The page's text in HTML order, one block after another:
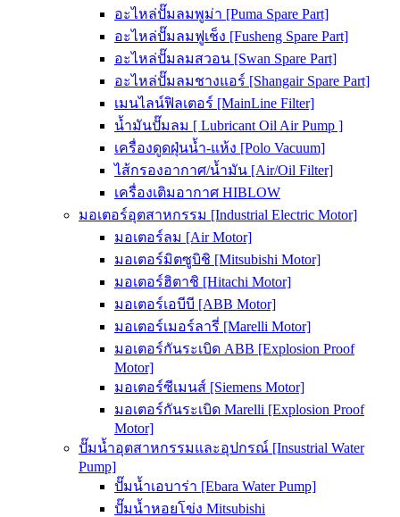
อะไหล่ปั๊มลมพูม่า [Puma Spare Part]
อะไหล่ปั๊มลมฟูเช็ง [Fusheng Spare Part]
อะไหล่ปั๊มลมสวอน [Swan Spare Part]
อะไหล่ปั๊มลมชางแอร์ [Shangair Spare Part]
เมนไลน์ฟิลเตอร์ [MainLine Filter]
น้ำมันปั๊มลม [ Lubricant Oil Air Pump ]
เครื่องดูดฝุ่นน้ำ-แห้ง [Polo Vacuum]
ไส้กรองอากาศ/น้ำมัน [Air/Oil Filter]
เครื่องเติมอากาศ HIBLOW
มอเตอร์อุตสาหกรรม [Industrial Electric Motor]
มอเตอร์ลม [Air Motor]
มอเตอร์มิตซูบิชิ [Mitsubishi Motor]
มอเตอร์ฮิตาชิ [Hitachi Motor]
มอเตอร์เอบีบี [ABB Motor]
มอเตอร์เมอร์ลารี่ [Marelli Motor]
มอเตอร์กันระเบิด ABB [Explosion Proof
Motor]
มอเตอร์ซีเมนส์ [Siemens Motor]
มอเตอร์กันระเบิด Marelli [Explosion Proof
Motor]
ปั๊มน้ำอุตสาหกรรมและอุปกรณ์ [Insustrial Water
Pump]
ปั๊มน้ำเอบาร่า [Ebara Water Pump]
ปั๊มน้ำหอยโข่ง Mitsubishi